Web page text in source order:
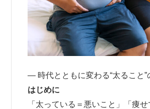
― 時代とともに変わる“太ること
はじめに
「太っている＝悪いこと」「痩